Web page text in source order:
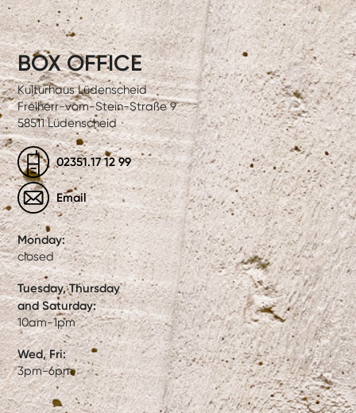
BOX OFFICE
Kulturhaus Lüdenscheid
Freiherr-vom-Stein-Straße 9
58511 Lüdenscheid
02351.17 12 99
Email
Monday:
closed
Tuesday, Thursday
and Saturday:
10am-1pm
Wed, Fri:
3pm-6pm